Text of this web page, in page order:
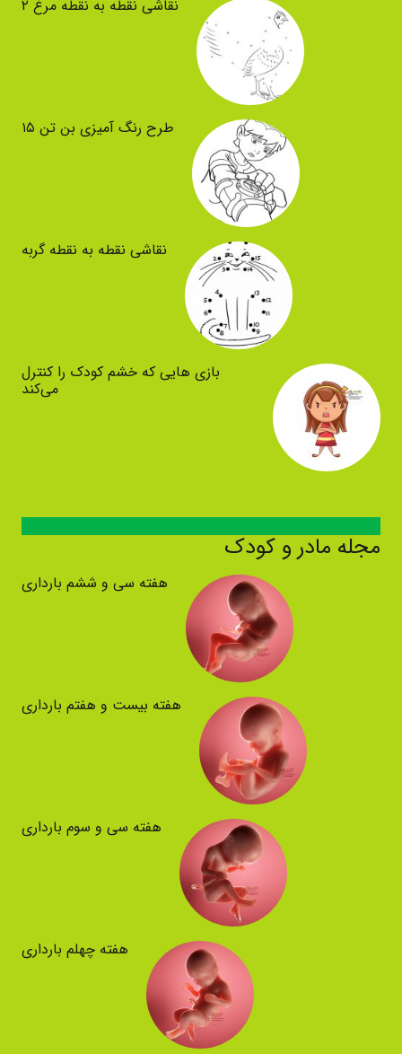
نقاشی نقطه به نقطه مرغ ۲
طرح رنگ آمیزی بن تن ۱۵
نقاشی نقطه به نقطه گربه
بازی هایی که خشم کودک را کنترل
می‌کند
مجله مادر و کودک
هفته سی و ششم بارداری
هفته بیست و هفتم بارداری
هفته سی و سوم بارداری
هفته چهلم بارداری